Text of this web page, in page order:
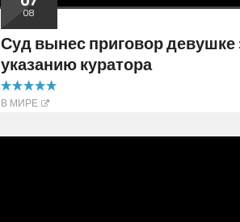
08
Суд вынес приговор
указанию куратора
5.00 out of 5
В МИРЕ